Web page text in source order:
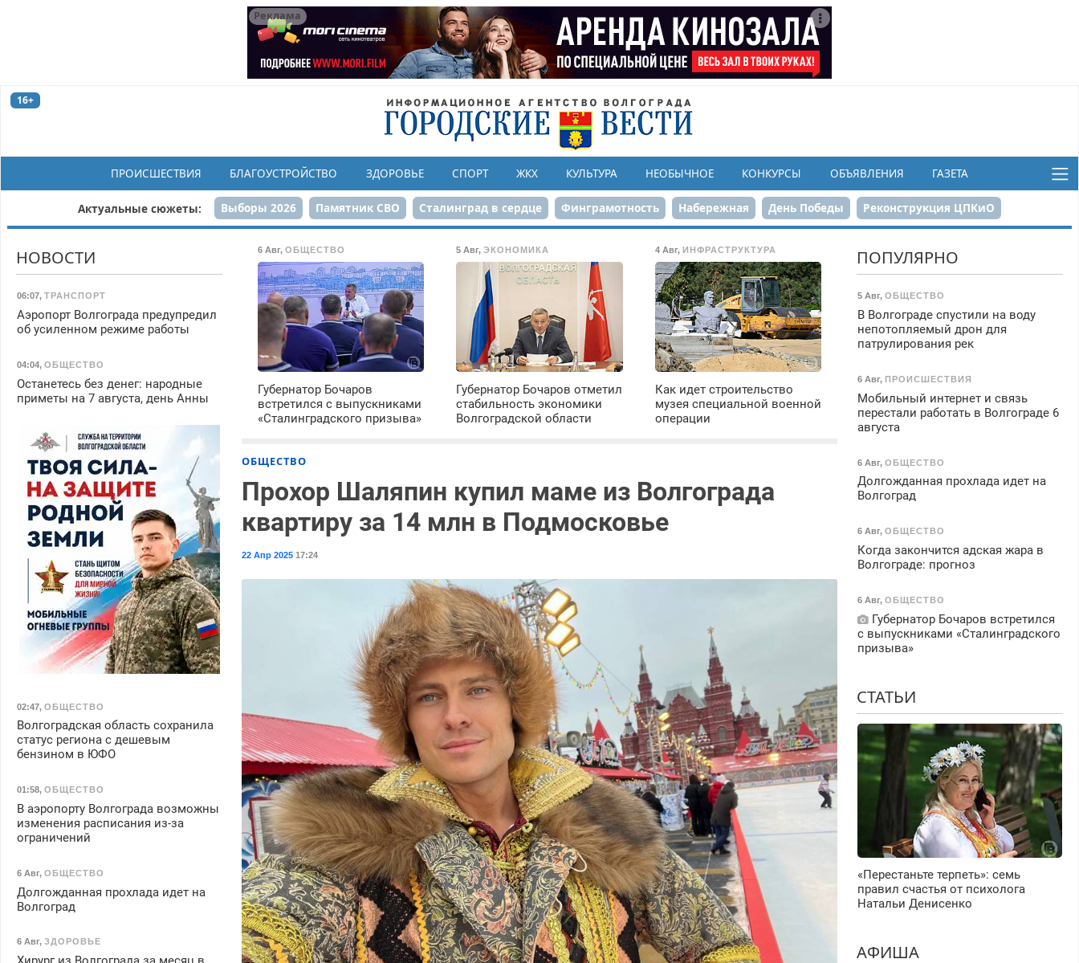
Реклама
16+
ПРОИСШЕСТВИЯ БЛАГОУСТРОЙСТВО ЗДОРОВЬЕ СПОРТ ЖКХ КУЛЬТУРА НЕОБЫЧНОЕ КОНКУРСЫ ОБЪЯВЛЕНИЯ ГАЗЕТА
Актуальные сюжеты: Выборы 2026 Памятник СВО Сталинград в сердце Финграмотность Набережная День Победы Реконструкция ЦПКиО
80-летие Победы Парк Героев-летчиков
6 Авг,ОБЩЕСТВО
Губернатор Бочаров
встретился с выпускниками
«Сталинградского призыва»
5 Авг,ЭКОНОМИКА
Губернатор Бочаров отметил
стабильность экономики
Волгоградской области
4 Авг, ИНФРАСТРУКТУРА
Как идет строительство
музея специальной военной
операции
ОБЩЕСТВО
Прохор Шаляпин купил маме из Волгограда
квартиру за 14 млн в Подмосковье
22 Апр 2025 17:24
НОВОСТИ
06:07, ТРАНСПОРТ
Аэропорт Волгограда предупредил
об усиленном режиме работы
04:04, ОБЩЕСТВО
Останетесь без денег: народные
приметы на 7 августа, день Анны
02:47, ОБЩЕСТВО
Волгоградская область сохранила
статус региона с дешевым
бензином в ЮФО
01:58, ОБЩЕСТВО
В аэропорту Волгограда возможны
изменения расписания из-за
ограничений
6 Авг, ОБЩЕСТВО
Долгожданная прохлада идет на
Волгоград
6 Авг, ЗДОРОВЬЕ
ПОПУЛЯРНО
5 Авг, ОБЩЕСТВО
В Волгограде спустили на воду
непотопляемый дрон для
патрулирования рек
6 Авг, ПРОИСШЕСТВИЯ
Мобильный интернет и связь
перестали работать в Волгограде 6
августа
6 Авг, ОБЩЕСТВО
Долгожданная прохлада идет на
Волгоград
6 Авг, ОБЩЕСТВО
Когда закончится адская жара в
Волгограде: прогноз
6 Авг, ОБЩЕСТВО
Губернатор Бочаров встретился
с выпускниками «Сталинградского
призыва»
СТАТЬИ
«Перестаньте терпеть»: семь
правил счастья от психолога
Натальи Денисенко
АФИША